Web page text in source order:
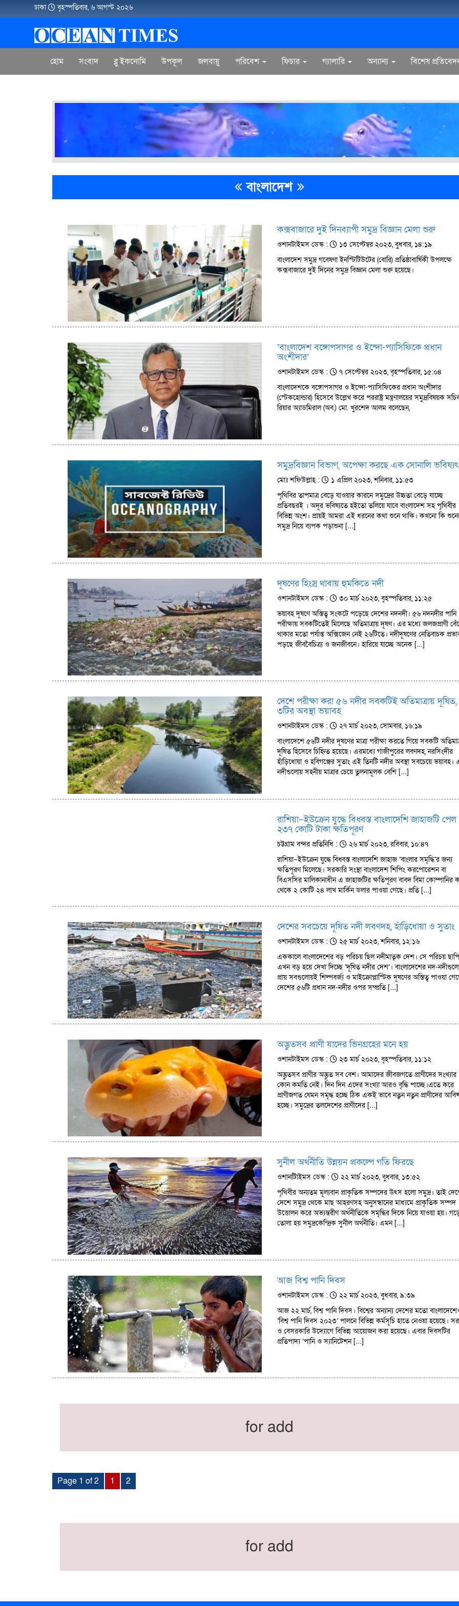
ঢাকা বৃহস্পতিবার, ৬ আগস্ট ২০২৬
হোম সংবাদ ব্লু ইকনোমি উপকূল জলবায়ু পরিবেশ ফিচার গ্যালারি অন্যান্য বিশেষ
বাংলাদেশ
কক্সবাজারে দুই দিনব্যাপী সমুদ্র বিজ্ঞান মেলা শুরু
ওশানটাইমস ডেস্ক :
১৩ সেপ্টেম্বর ২০২৩, বুধবার, ১৪:১৯
বাংলাদেশ সমুদ্র গবেষণা ইনস্টিটিউটের (বোরি) প্রতিষ্ঠাবার্ষিকী উপলক্ষে
কক্সবাজারে দুই দিনের সমুদ্র বিজ্ঞান মেলা শুরু হয়েছে।
‘বাংলাদেশ বঙ্গোপসাগর ও ইন্দো-প্যাসিফিকে প্রধান
অংশীদার’
ওশানটাইমস ডেস্ক :
৭ সেপ্টেম্বর ২০২৩, বৃহস্পতিবার, ১৫:০৪
বাংলাদেশকে বঙ্গোপসাগর ও ইন্দো-প্যাসিফিকের প্রধান অংশীদার
(স্টেকহোল্ডার) হিসেবে উল্লেখ করে পররাষ্ট্র মন্ত্রণালয়ের সমুদ্রবিষয়ক
রিয়ার অ্যাডমিরাল (অব.) মো. খুরশেদ আলম বলেছেন,
সমুদ্রবিজ্ঞান বিভাগ, অপেক্ষা করছে এক সোনালি ভবিষ্যৎ
মোঃ শফিউল্লাহ্ :
১ এপ্রিল ২০২৩, শনিবার, ১১:৫৩
পৃথিবির তাপমাত্র বেড়ে যাওয়ার কারনে সমুদ্রের উচ্চতা বেড়ে যাচ্ছে
প্রতিবছরই । অদূর ভবিষ্যতে হইতো তলিয়ে যাবে বাংলাদেশ সহ পৃথিবীর
বিভিন্ন অংশ। প্রায়ই আমরা এই ধরনের কথা শুনে থাকি। কখনো কি
সমুদ্র নিয়ে ব্যপক পড়াশুনা […]
দূষণের হিংস্র থাবায় হুমকিতে নদী
ওশানটাইমস ডেস্ক :
৩০ মার্চ ২০২৩, বৃহস্পতিবার, ১১:২৫
ভয়াবহ দূষণে অস্তিত্ব সংকটে পড়েছে দেশের নদনদী। ৫৬ নদনদীর পানি
পরীক্ষায় সবকটিতেই মিলেছে অতিমাত্রায় দূষণ। এর মধ্যে জলজপ্রাণী
থাকার মতো পর্যাপ্ত অক্সিজেন নেই ২৬টিতে। নদীদূষণের নেতিবাচক
পড়ছে জীববৈচিত্র্য ও জনজীবনে। হারিয়ে যাচ্ছে অনেক […]
দেশে পরীক্ষা করা ৫৬ নদীর সবকটিই অতিমাত্রায় দূষিত,
৩টির অবস্থা ভয়াবহ
ওশানটাইমস ডেস্ক :
২৭ মার্চ ২০২৩, সোমবার, ১৬:১৯
বাংলাদেশে ৫৬টি নদীর দূষণের মাত্রা পরীক্ষা করতে গিয়ে সবকটি
দূষিত হিসেবে চিহ্নিত হয়েছে। এরমধ্যে গাজীপুরের লবণদহ, নরসিংদীর
হাঁড়িধোয়া ও হবিগঞ্জের সুতাং এই তিনটি নদীর অবস্থা সবচেয়ে ভয়াবহ।
নদীগুলোয় সহনীয় মাত্রার চেয়ে তুলনামূলক বেশি […]
রাশিয়া–ইউক্রেন যুদ্ধে বিধ্বস্ত বাংলাদেশি জাহাজটি পেল
২৩৭ কোটি টাকা ক্ষতিপূরণ
চট্টগ্রাম বন্দর প্রতিনিধি :
২৬ মার্চ ২০২৩, রবিবার, ১০:৪৭
রাশিয়া–ইউক্রেন যুদ্ধে বিধ্বস্ত বাংলাদেশি জাহাজ ‘বাংলার সমৃদ্ধি’র জন্য
ক্ষতিপূরণ মিলেছে। সরকারি সংস্থা বাংলাদেশ শিপিং করপোরেশন বা
বিএসসির মালিকানাধীন এ জাহাজটির ক্ষতিপূরণ বাবদ বিমা কোম্পানির
থেকে ২ কোটি ২৪ লাখ মার্কিন ডলার পাওয়া গেছে। প্রতি […]
দেশের সবচেয়ে দূষিত নদী লবণদহ, হাঁড়িধোয়া ও সুতাং
ওশানটাইমস ডেস্ক :
২৫ মার্চ ২০২৩, শনিবার, ১২:১৬
এককালে বাংলাদেশের বড় পরিচয় ছিল নদীমাতৃক দেশ। সে পরিচয়
এখন বড় হয়ে দেখা দিচ্ছে ‘দূষিত নদীর দেশ’। বাংলাদেশের নদ-
প্রায় সবগুলোয়ই শিল্পবর্জ্য ও মাইক্রোপ্লাস্টিক দূষণের অস্তিত্ব পাওয়া
দেশের ৫৬টি প্রধান নদ-নদীর ওপর সম্প্রতি […]
অদ্ভুতসব প্রাণী যাদের ভিনগ্রহের মনে হয়
ওশানটাইমস ডেস্ক :
২৩ মার্চ ২০২৩, বৃহস্পতিবার, ১১:১২
অদ্ভুতসব প্রাণীর অদ্ভুত সব বেশ। আমাদের জীবজগতে প্রাণীদের সংখ্যার
কোন কমতি নেই। দিন দিন এদের সংখ্যা আরও বৃদ্ধি পাচ্ছে।এতে করে
প্রাণীজগত যেমন সমৃদ্ধ হচ্ছে ঠিক একই ভাবে নতুন নতুন প্রাণীদের
হচ্ছে। সমুদ্রের তলদেশের প্রাণীদের […]
সুনীল অর্থনীতি উন্নয়ন প্রকল্পে গতি ফিরছে
ওশানটািইমস ডেস্ক :
২২ মার্চ ২০২৩, বুধবার, ১৩:৫২
পৃথিবীর অন্যতম মূল্যবান প্রাকৃতিক সম্পদের উৎস হলো সমুদ্র। তাই
দেশে সমুদ্র থেকে মাছ আহরণসহ অনুসন্ধানের মাধ্যমে প্রাকৃতিক সম্পদ
উত্তোলন করে অভ্যন্তরীণ অর্থনীতিকে সমৃদ্ধির দিকে নিয়ে যাওয়া হয়।
তোলা হয় সমুদ্রকেন্দ্রিক সুনীল অর্থনীতি। এমন […]
আজ বিশ্ব পানি দিবস
ওশানটাইমস ডেস্ক :
২২ মার্চ ২০২৩, বুধবার, ৯:৩৯
আজ ২২ মার্চ, বিশ্ব পানি দিবস। বিশ্বের অন্যান্য দেশের মতো
‘বিশ্ব পানি দিবস ২০২৩’ পালনে বিভিন্ন কর্মসূচি হাতে নেওয়া হয়েছে।
ও বেসরকারি উদ্যোগে বিভিন্ন আয়োজন করা হয়েছে। এবার দিবসটির
প্রতিপাদ্য ‘পানি ও স্যানিটেশন […]
for add
Page 1 of 2 1 2
for add